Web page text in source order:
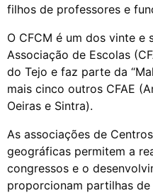
filhos de professores e
O CFCM é um dos vinte e
Associação de Escolas
do Tejo e faz parte da
mais cinco outros CFAE
Oeiras e Sintra).
As associações de
geográficas permitem a
congressos e o
proporcionam partilhas